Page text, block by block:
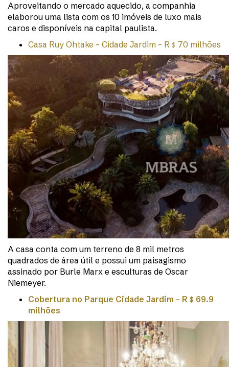
Aproveitando o mercado aquecido, a companhia
elaborou uma lista com os 10 imóveis de luxo mais
caros e disponíveis na capital paulista.
Casa Ruy Ohtake – Cidade Jardim – R﹩70 milhões
A casa conta com um terreno de 8 mil metros
quadrados de área útil e possui um paisagismo
assinado por Burle Marx e esculturas de Oscar
Niemeyer.
Cobertura no Parque Cidade Jardim – R ﹩ 69.9
milhões